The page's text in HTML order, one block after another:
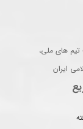
تیم های ملی،
ایران